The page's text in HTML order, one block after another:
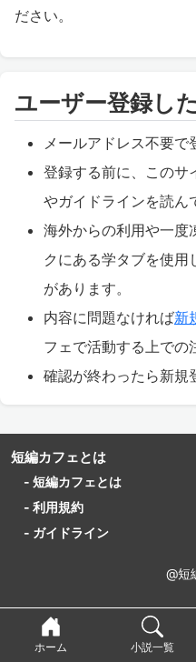
ださい。
ユーザー登録し
メールアドレス不要で
登録する前に、このサ
やガイドラインを読ん
海外からの利用や一度
クにある学タブを使用
があります。
内容に問題なければ新
フェで活動する上での
確認が終わったら新規
ホーム 小説一覧
短編カフェとは
- 短編カフェとは
- 利用規約
- ガイドライン
@短